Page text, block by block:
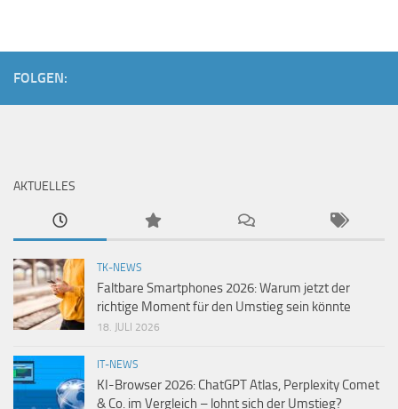
FOLGEN:
AKTUELLES
TK-NEWS
Faltbare Smartphones 2026: Warum jetzt der
richtige Moment für den Umstieg sein könnte
18. JULI 2026
IT-NEWS
KI-Browser 2026: ChatGPT Atlas, Perplexity Comet
& Co. im Vergleich – lohnt sich der Umstieg?